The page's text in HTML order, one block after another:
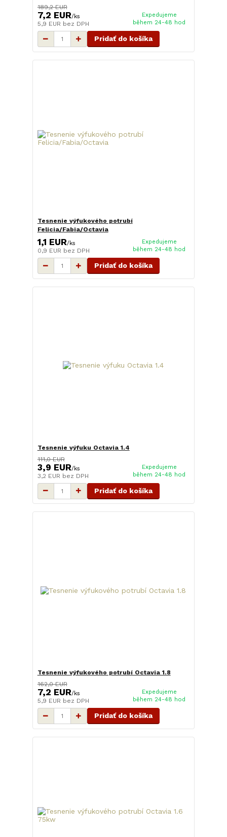
189,2 EUR
7,2 EUR/ks
5,9 EUR bez DPH
Expedujeme
během 24-48 hod
Pridať do košíka
Tesnenie výfukového potrubí
Felicia/Fabia/Octavia
1,1 EUR/ks
0,9 EUR bez DPH
Expedujeme
během 24-48 hod
Pridať do košíka
Tesnenie výfuku Octavia 1.4
111,0 EUR
3,9 EUR/ks
3,2 EUR bez DPH
Expedujeme
během 24-48 hod
Pridať do košíka
Tesnenie výfukového potrubí Octavia 1.8
162,0 EUR
7,2 EUR/ks
5,9 EUR bez DPH
Expedujeme
během 24-48 hod
Pridať do košíka